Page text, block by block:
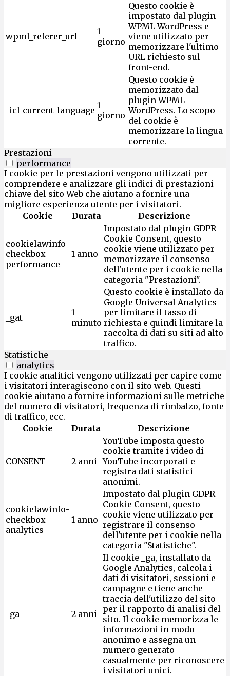
wpml_referer_url
1
giorno
Questo cookie è
impostato dal plugin
WPML WordPress e
viene utilizzato per
memorizzare l'ultimo
URL richiesto sul
front-end.
_icl_current_language 1
giorno
Questo cookie è
memorizzato dal
plugin WPML
WordPress. Lo scopo
del cookie è
memorizzare la lingua
corrente.
Prestazioni
performance
I cookie per le prestazioni vengono utilizzati per
comprendere e analizzare gli indici di prestazioni
chiave del sito Web che aiutano a fornire una
migliore esperienza utente per i visitatori.
Cookie
Durata Descrizione
cookielawinfo-
checkbox-
performance
1 anno
Impostato dal plugin GDPR
Cookie Consent, questo
cookie viene utilizzato per
memorizzare il consenso
dell'utente per i cookie nella
categoria "Prestazioni".
_gat
1
minuto
Questo cookie è installato da
Google Universal Analytics
per limitare il tasso di
richiesta e quindi limitare la
raccolta di dati su siti ad alto
traffico.
Statistiche
analytics
I cookie analitici vengono utilizzati per capire come
i visitatori interagiscono con il sito web. Questi
cookie aiutano a fornire informazioni sulle metriche
del numero di visitatori, frequenza di rimbalzo, fonte
di traffico, ecc.
Cookie
Durata Descrizione
CONSENT 2 anni
YouTube imposta questo
cookie tramite i video di
YouTube incorporati e
registra dati statistici
anonimi.
cookielawinfo-
checkbox-
analytics
1 anno
Impostato dal plugin GDPR
Cookie Consent, questo
cookie viene utilizzato per
registrare il consenso
dell'utente per i cookie nella
categoria "Statistiche".
_ga 2 anni
Il cookie _ga, installato da
Google Analytics, calcola i
dati di visitatori, sessioni e
campagne e tiene anche
traccia dell'utilizzo del sito
per il rapporto di analisi del
sito. Il cookie memorizza le
informazioni in modo
anonimo e assegna un
numero generato
casualmente per riconoscere
i visitatori unici.